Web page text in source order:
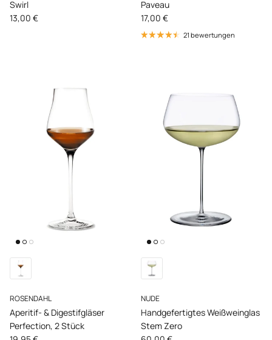
Swirl
Normaler Preis
13,00 €
Paveau
Normaler Preis
17,00 €
21 bewertungen
ROSENDAHL
Aperitif- & Digestifgläser
Perfection, 2 Stück
NUDE
Handgefertigtes Weißweinglas
Stem Zero